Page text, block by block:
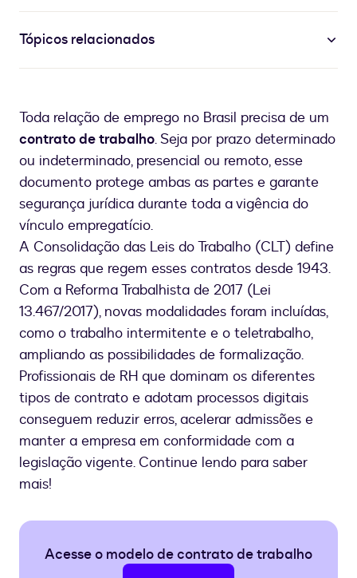
Tópicos relacionados
Toda relação de emprego no Brasil precisa de um
contrato de trabalho. Seja por prazo determinado
ou indeterminado, presencial ou remoto, esse
documento protege ambas as partes e garante
segurança jurídica durante toda a vigência do
vínculo empregatício.
A Consolidação das Leis do Trabalho (CLT) define
as regras que regem esses contratos desde 1943.
Com a Reforma Trabalhista de 2017 (Lei
13.467/2017), novas modalidades foram incluídas,
como o trabalho intermitente e o teletrabalho,
ampliando as possibilidades de formalização.
Profissionais de RH que dominam os diferentes
tipos de contrato e adotam processos digitais
conseguem reduzir erros, acelerar admissões e
manter a empresa em conformidade com a
legislação vigente. Continue lendo para saber
mais!
Acesse o modelo de contrato de trabalho